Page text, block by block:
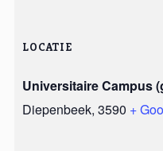
LOCATIE
Universitaire Campus
Diepenbeek, 3590 +